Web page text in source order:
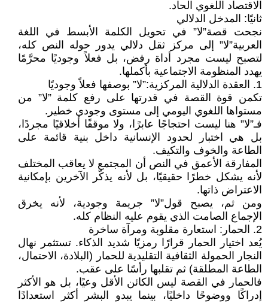
الاقتصاد اللغوي الحاد.
ثانيًا: المدخل الدلالي
نجحت قصة”لا” في تحويل الكلمة الأبسط في اللغة
العربية”لا” إلى مركز ثقل دلالي يدور حوله النص كله،
لتصبح ليست مجرد أداة رفض، بل فعلاً وجوديًا محرَّمًا
يهدد المنظومة الاجتماعية بأكملها.
1. العقدة الدلالية المركزية:”لا” بوصفها فعلاً وجوديًا
تكمن قوة القصة في قدرتها على رفع كلمة ”لا” من
مستواها اللغوي اليومي إلى مستوى وجودي خطير.
فـ”لا” هنا ليست احتجاجًا عابرًا، ولا موقفًا أخلاقيًا مجردًا،
بل هي اختبار لحدود الإنسانية داخل بنية قائمة على
الطاعة والخوف والتكيف.
المفارقة الأعمق في النص أن المجتمع لا يعاقب المختلف
لأنه يشكل خطرًا حقيقيًا، بل لأنه يذكّر الآخرين بإمكانية
الاعتراض ذاتها.
ومن ثم، يصبح قول”لا” جريمة وجودية، لأنه يخرق
الإجماع الصامت الذي يقوم عليه النظام كله.
2. الحمار: استعارة مقلوبة ومرآة ساخرة
يُعد اختيار الحمار قرارًا رمزيًا شديد الذكاء. تستثمر نهال
النجار الحمولة الثقافية التقليدية للحمار (البلادة، الاحتمال،
الطاعة المطلقة) ثم تقلبها رأسًا على عقب.
فالحمار في القصة ليس الكائن الأقل وعيًا، بل هو الأكثر
إدراكًا ووضوحًا داخليًا، بينما يبدو البشر أكثر استعدادًا